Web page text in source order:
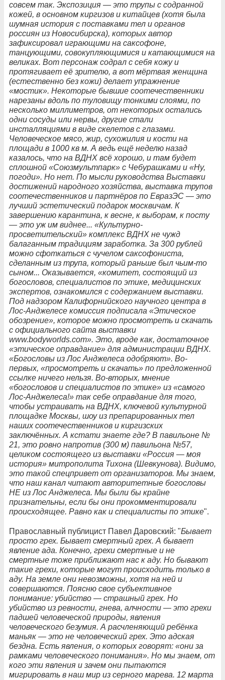
совсем так. Экспозиция — это трупы с содранной
кожей, в основном киргизов и китайцев (хотя была
шумная история с поставками тел и органов
россиян из Новосибирска), которых автор
зафиксировал играющими на саксофоне,
танцующими, совокупляющимися и катающимися на
великах. Вот персонаж содрал с себя кожу и
протягивает её зрителю, а вот мёртвая женщина
(естественно без кожи) делает упражнение
«мостик». Некоторые бывшие соотечественники
нарезаны вдоль по туловищу тонкими слоями, по
несколько миллиметров, от некоторых остались
одни сосуды или нервы, другие стали
инсталляциями в виде скелетов с глазами.
Человеческое мясо, жир, сухожилия и кости на
площади в 1000 кв м. А ведь ещё неделю назад
казалось, что на ВДНХ всё хорошо, и там будет
сплошной «Союзмультпарк» с Чебурашками и «Ну,
погоди». Но нет. По мысли руководства Выставки
достижений народного хозяйства, выставка трупов
соотечественников и партнёров по ЕвразЭС — это
лучший эстетический подарок москвичам. К
завершению карантина, к весне, к выборам, к посту
— это уж им виднее... «Культурно-
просветительский» комплекс ВДНХ не чужд
балаганным традициям заработка. За 300 рублей
можно сфоткаться с чучелом саксофониста,
сделанным из трупа, который раньше был чьим-то
сыном... Оказывается, «комитет, состоящий из
богословов, специалистов по этике, медицинских
экспертов, ознакомился с содержанием выставки.
Под надзором Калифорнийского научного центра в
Лос-Анджелесе комиссия подписала «Этическое
обозрение», которое можно просмотреть и скачать
с официального сайта выставки
www.bodyworlds.com». Это, вроде как, достаточное
«этическое оправдание» для администрации ВДНХ.
«Богословы из Лос Анджелеса одобряют». Во-
первых, «просмотреть и скачать» по предложенной
ссылке ничего нельзя. Во-вторых, мнение
«богословов и специалистов по этике» из «cамого
Лос-Анджелеса!» так себе оправдание для того,
чтобы устраивать на ВДНХ, ключевой культурной
площадке Москвы, шоу из препарированных тел
наших соотечественников и киргизских
заключённых. А кстати знаете где? В павильоне №
21, это ровно напротив (300 м) павильона №57,
целиком состоящего из выставки «Россия — моя
история» митрополита Тихона (Шевкунова). Видимо,
это такой спецпривет от организаторов. Мы знаем,
что наш канал читают авторитетные богословы
НЕ из Лос Анджелеса. Мы были бы крайне
признательны, если бы они прокомментировали
происходящее. Равно как и специалисты по этике".
Православный публицист Павел Даровский: "Бывает
просто грех. Бывает смертный грех. А бывает
явление ада. Конечно, грехи смертные и не
смертные тоже приближают нас к аду. Но бывают
такие грехи, которые могут происходить только в
аду. На земле они невозможны, хотя на ней и
совершаются. Поясню свое субъективное
понимание: убийство — страшный грех. Но
убийство из ревности, гнева, алчности — это грехи
падшей человеческой природы, явления
человеческого безумия. А расчленяющий ребёнка
маньяк — это не человеческий грех. Это адская
бездна. Есть явления, о которых говорят: «они за
рамками человеческого понимания». Но мы знаем, от
кого эти явления и зачем они пытаются
мигрировать в наш мир из серного марева. 12 марта